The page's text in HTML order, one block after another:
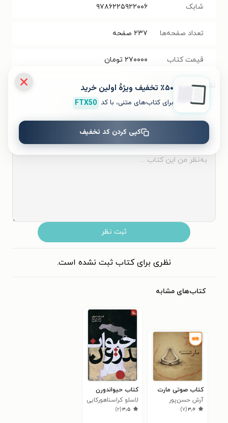
شابک ۹۷۸۶۲۲۵۹۲۲۰۰۶
تعداد صفحه‌ها ۲۳۷ صفحه
قیمت کتاب ۲۷۰۰۰۰ تومان
نظر شما دربارهٔ این کتاب
به این کتاب چه امتیازی می‌دهید؟
۱ ۲ ۳ ۴ ۵
ثبت نظر
نظری برای کتاب ثبت نشده است.
کتاب‌های مشابه
کتاب صوتی مارت
آرش حسن‌پور
۳٫۶(۷)
کتاب حیواندورن
لاسلو کراسناهورکایی
۳٫۵(۲)
٪۵۰ تخفیف ویژۀ اولین خرید
برای کتاب‌های متنی، با کد FTX50
کپی کردن کد تخفیف